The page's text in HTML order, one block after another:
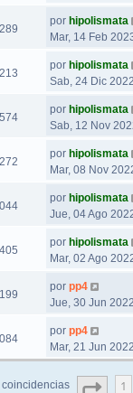
por hipolismata
Mar, 14 Feb
por hipolismata
Sab, 24 Dic
por hipolismata
Sab, 12 Nov
por hipolismata
Mar, 08 Nov
por hipolismata
Jue, 04 Ago
por hipolismata
Mar, 02 Ago
por pp4
Jue, 30 Jun
por pp4
Mar, 21 Jun
1